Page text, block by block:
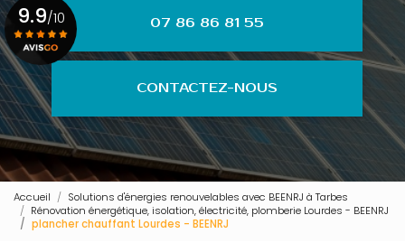
07 86 86 81 55
CONTACTEZ-NOUS
9.9/10
Voir le certificat
Accueil
Solutions d'énergies renouvelables avec BEENRJ à Tarbes
Rénovation énergétique, isolation, électricité, plomberie Lourdes - BEENRJ
plancher chauffant Lourdes - BEENRJ